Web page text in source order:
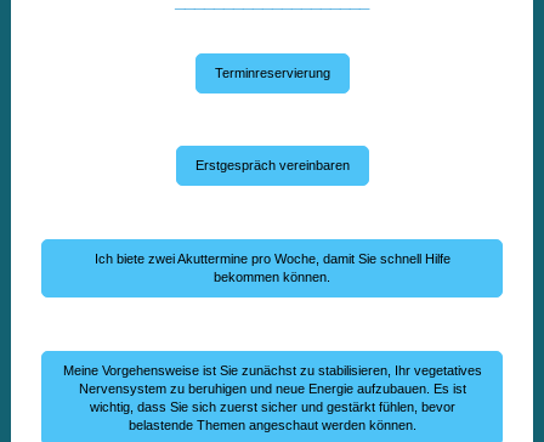
Terminreservierung
Erstgespräch vereinbaren
Ich biete zwei Akuttermine pro Woche, damit Sie schnell Hilfe
bekommen können.
Meine Vorgehensweise ist Sie zunächst zu stabilisieren, Ihr vegetatives
Nervensystem zu beruhigen und neue Energie aufzubauen. Es ist
wichtig, dass Sie sich zuerst sicher und gestärkt fühlen, bevor
belastende Themen angeschaut werden können.